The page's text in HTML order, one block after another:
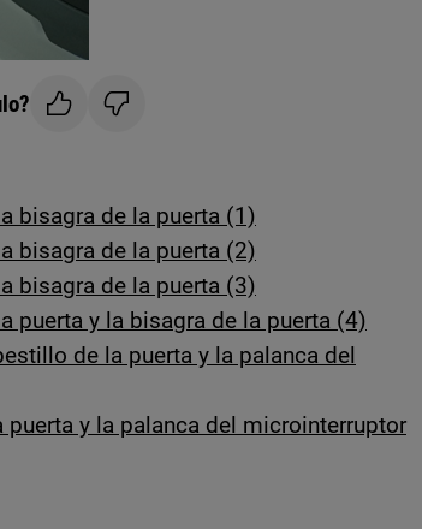
bisagra de la puerta (1)
bisagra de la puerta (2)
bisagra de la puerta (3)
puerta y la bisagra de la puerta (4)
de la puerta y la palanca del
y la palanca del microinterruptor